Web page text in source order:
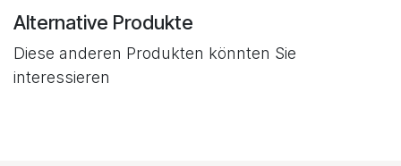
Alternative Produkte
Diese anderen Produkten könnten Sie
interessieren